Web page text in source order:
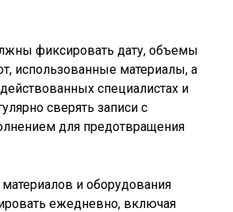
фиксировать дату, объемы
использованные материалы, а
специалистах и
сверять записи с
для предотвращения
и оборудования
ежедневно, включая